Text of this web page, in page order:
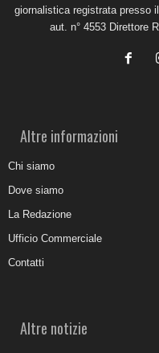
giornalistica registrata presso
aut. n° 4553 Direttore
Altre informazioni
Chi siamo
Dove siamo
La Redazione
Ufficio Commerciale
Contatti
Altre notizie